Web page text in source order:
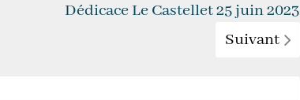
Dédicace Le Castellet 25 juin 2023
Suivant